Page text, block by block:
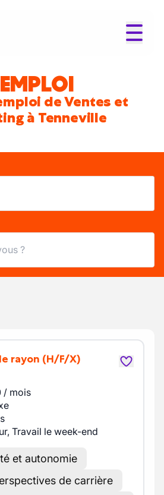
de Ventes et
à Tenneville
rayon (H/F/X)
/ mois
Travail le week-end
et autonomie
de carrière